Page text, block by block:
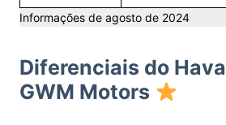
Informações de agosto de 2024
Diferenciais do
GWM Motors